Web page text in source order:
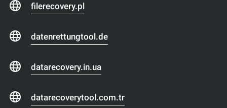
filerecovery.pl
datenrettungtool.de
datarecovery.in.ua
datarecoverytool.com.tr